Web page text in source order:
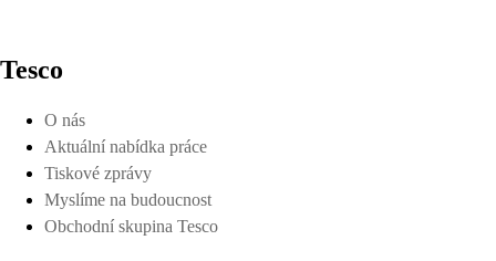
Tesco
O nás
Aktuální nabídka práce
Tiskové zprávy
Myslíme na budoucnost
Obchodní skupina Tesco